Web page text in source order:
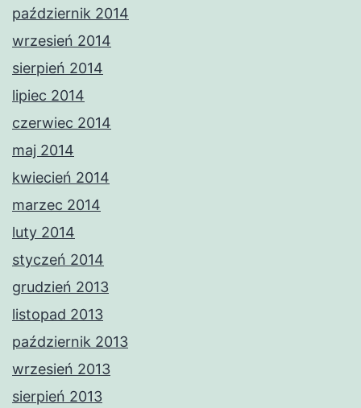
październik 2014
wrzesień 2014
sierpień 2014
lipiec 2014
czerwiec 2014
maj 2014
kwiecień 2014
marzec 2014
luty 2014
styczeń 2014
grudzień 2013
listopad 2013
październik 2013
wrzesień 2013
sierpień 2013